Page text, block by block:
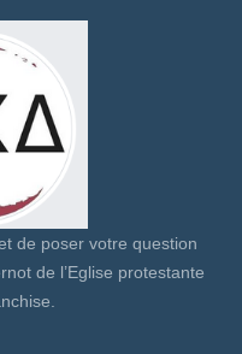
de poser votre question
de l’Eglise protestante